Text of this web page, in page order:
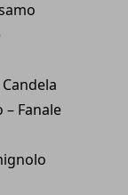
– Fanale